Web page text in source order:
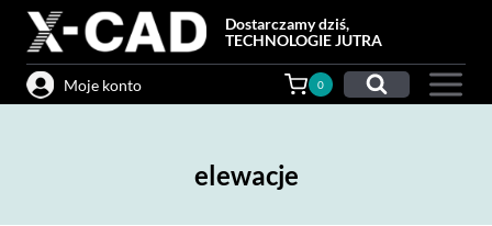
Przejdź
treści
Dostarczamy dziś,
TECHNOLOGIE JUTRA
Moje konto 0
elewacje